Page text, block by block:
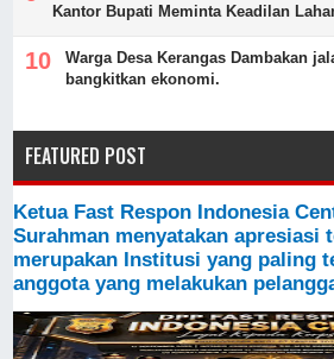
Kantor Bupati Meminta Keadilan
Warga Desa Kerangas Dambakan
bangkitkan ekonomi.
FEATURED POST
Ketua Fast Respon Indonesia
Surahman menyatakan apresiasi
merupakan Institusi yang paling
anggota yang melakukan